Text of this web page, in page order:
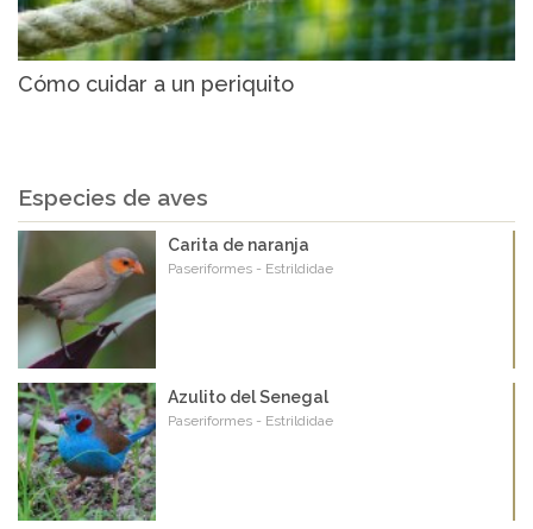
Cómo cuidar a un periquito
Especies de aves
Carita de naranja
Paseriformes - Estrildidae
Azulito del Senegal
Paseriformes - Estrildidae